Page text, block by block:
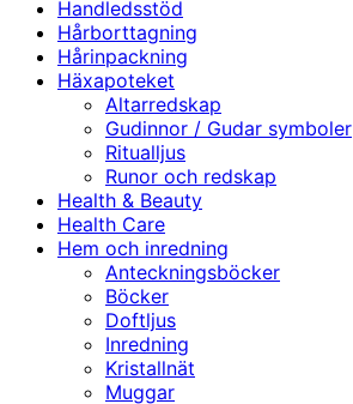
Handledsstöd
Hårborttagning
Hårinpackning
Häxapoteket
Altarredskap
Gudinnor / Gudar symboler
Ritualljus
Runor och redskap
Health & Beauty
Health Care
Hem och inredning
Anteckningsböcker
Böcker
Doftljus
Inredning
Kristallnät
Muggar